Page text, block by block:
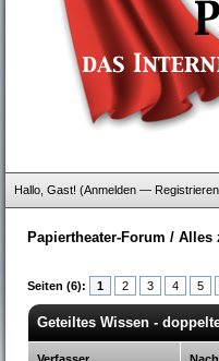
Hallo, Gast! (Anmelden — Registrieren
Papiertheater-Forum / Alles
Seiten (6): 1 2 3 4 5
Geteiltes Wissen -